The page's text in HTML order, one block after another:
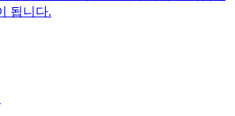
됩니다.